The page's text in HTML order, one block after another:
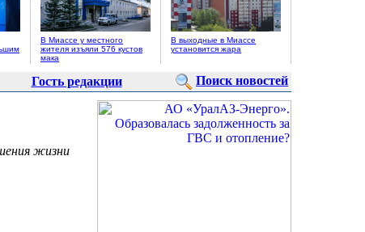
В Миассе у местного
жителя изъяли 576 кустов
мака
В выходные в Миассе
установится жара
Гость редакции Поиск новостей
жизни